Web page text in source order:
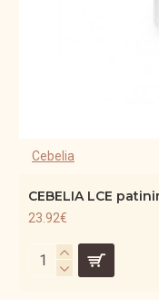
Cebelia
CEBELIA LCE
23.92€